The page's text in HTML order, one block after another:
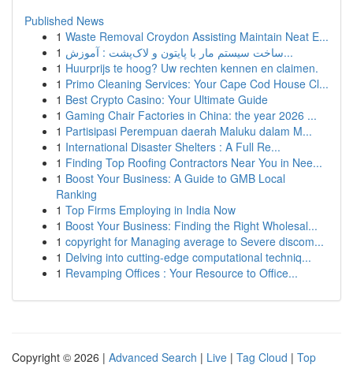
Published News
1 Waste Removal Croydon Assisting Maintain Neat E...
1
ساخت سیستم مار با پایتون و لاک‌پشت : آموزش...
1 Huurprijs te hoog? Uw rechten kennen en claimen.
1 Primo Cleaning Services: Your Cape Cod House Cl...
1 Best Crypto Casino: Your Ultimate Guide
1 Gaming Chair Factories in China: the year 2026 ...
1 Partisipasi Perempuan daerah Maluku dalam M...
1 International Disaster Shelters : A Full Re...
1 Finding Top Roofing Contractors Near You in Nee...
1 Boost Your Business: A Guide to GMB Local
Ranking
1 Top Firms Employing in India Now
1 Boost Your Business: Finding the Right Wholesal...
1 copyright for Managing average to Severe discom...
1 Delving into cutting-edge computational techniq...
1 Revamping Offices : Your Resource to Office...
Copyright © 2026 | Advanced Search | Live | Tag Cloud | Top